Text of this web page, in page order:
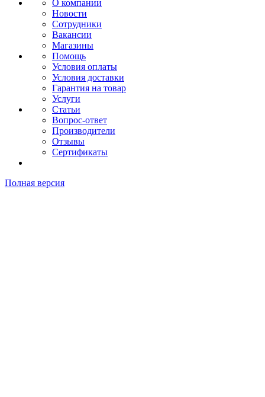
О компании
Новости
Сотрудники
Вакансии
Магазины
Помощь
Условия оплаты
Условия доставки
Гарантия на товар
Услуги
Статьи
Вопрос-ответ
Производители
Отзывы
Сертификаты
Полная версия